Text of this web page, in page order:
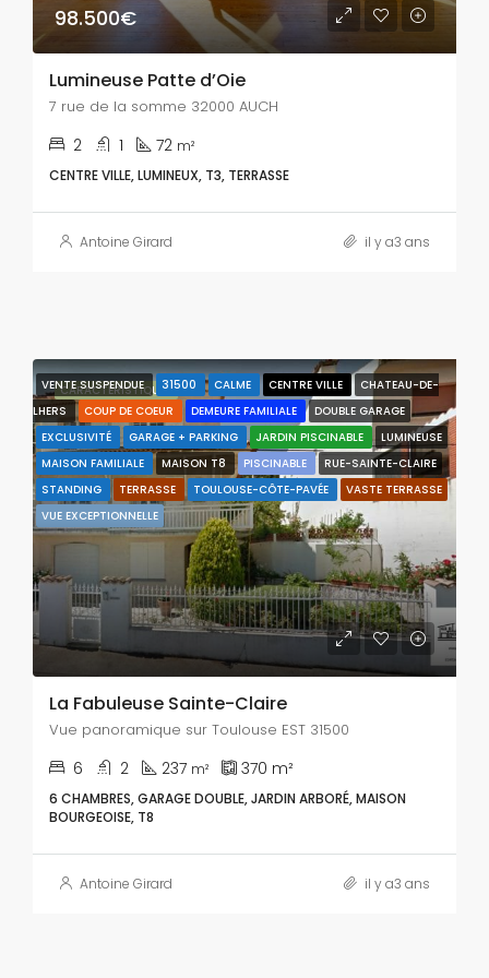
98.500€
Lumineuse Patte d’Oie
7 rue de la somme 32000 AUCH
2 1 72 m²
CENTRE VILLE, LUMINEUX, T3, TERRASSE
Antoine Girard il y a3 ans
CARACTÉRISTIQUES
VENTE SUSPENDUE 31500 CALME CENTRE VILLE
CHATEAU-DE-
LHERS
COUP DE COEUR DEMEURE FAMILIALE
DOUBLE GARAGE
EXCLUSIVITÉ
GARAGE + PARKING JARDIN PISCINABLE
LUMINEUSE
MAISON FAMILIALE
MAISON T8 PISCINABLE
RUE-SAINTE-CLAIRE
STANDING
TERRASSE TOULOUSE-CÔTE-PAVÉE
VASTE TERRASSE
VUE EXCEPTIONNELLE
La Fabuleuse Sainte-Claire
Vue panoramique sur Toulouse EST 31500
6 2 237 m² 370 m²
6 CHAMBRES, GARAGE DOUBLE, JARDIN ARBORÉ, MAISON
BOURGEOISE, T8
Antoine Girard il y a3 ans